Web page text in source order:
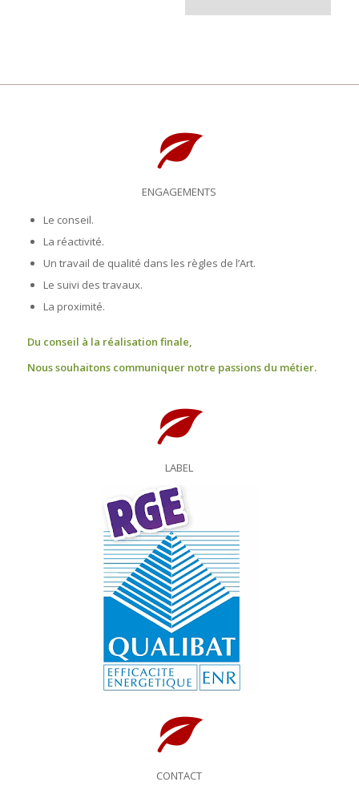
ENGAGEMENTS
Le conseil.
La réactivité.
Un travail de qualité dans les règles de l’Art.
Le suivi des travaux.
La proximité.
Du conseil à la réalisation finale,
Nous souhaitons communiquer notre passions du métier.
LABEL
CONTACT